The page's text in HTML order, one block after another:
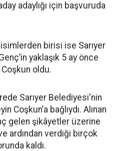
adaylığı için başvuruda
isimlerden birisi ise Sarıyer
yaklaşık 5 ay önce
Coşkun oldu.
Sarıyer Belediyesi'nin
Coşkun’a bağlıydı. Alınan
gelen şikâyetler üzerine
ardından verdiği birçok
kaldı.